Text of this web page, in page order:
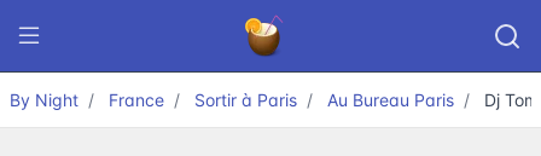
By Night France Sortir à Paris Au Bureau Paris Dj